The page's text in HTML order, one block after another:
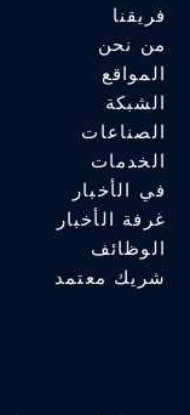
فريقنا
من نحن
المواقع
الشبكة
الصناعات
الخدمات
في الأخبار
غرفة الأخبار
الوظائف
شريك معتمد